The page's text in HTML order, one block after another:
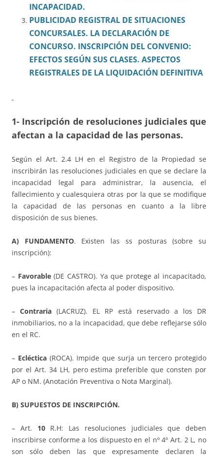
INCAPACIDAD.
PUBLICIDAD REGISTRAL DE SITUACIONES
CONCURSALES. LA DECLARACIÓN DE
CONCURSO. INSCRIPCIÓN DEL CONVENIO:
EFECTOS SEGÚN SUS CLASES. ASPECTOS
REGISTRALES DE LA LIQUIDACIÓN DEFINITIVA
1- Inscripción de resoluciones judiciales que
afectan a la capacidad de las personas.
Según el Art. 2.4 LH en el Registro de la Propiedad se
inscribirán las resoluciones judiciales en que se declare la
incapacidad legal para administrar, la ausencia, el
fallecimiento y cualesquiera otras por la que se modifique
la capacidad de las personas en cuanto a la libre
disposición de sus bienes.
A) FUNDAMENTO. Existen las ss posturas (sobre su
inscripción):
– Favorable(DE CASTRO). Ya que protege al incapacitado,
pues la incapacitación afecta al poder dispositivo.
–Contraria (LACRUZ). EL RP está reservado a los DR
inmobiliarios, no a la incapacidad, que debe reflejarse sólo
en el RC.
– Ecléctica(ROCA). Impide que surja un tercero protegido
por el Art. 34 LH, pero estima preferible que consten por
AP o NM. (Anotación Preventiva o Nota Marginal).
B) SUPUESTOS DE INSCRIPCIÓN.
– Art. 10R.H: Las resoluciones judiciales que deben
inscribirse conforme a los dispuesto en el nº 4º Art. 2 L, no
son sólo deben las que expresamente declaren la